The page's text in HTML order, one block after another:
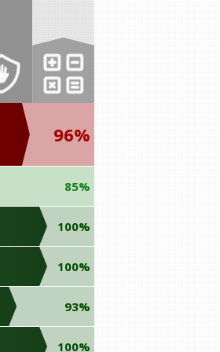
96%
85%
100%
100%
93%
100%